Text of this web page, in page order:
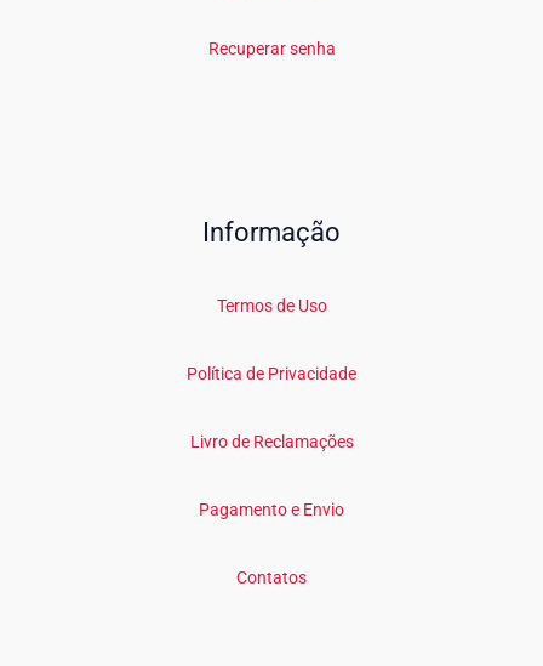
Recuperar senha
Informação
Termos de Uso
Política de Privacidade
Livro de Reclamações
Pagamento e Envio
Contatos